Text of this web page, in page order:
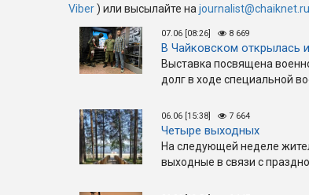
Viber) или высылайте на journalist@chaiknet.ru
07.06 [08:26] 8 669
В Чайковском открылась
Выставка посвящена
долг в ходе специальной
06.06 [15:38] 7 664
Четыре выходных
На следующей неделе
выходные в связи с